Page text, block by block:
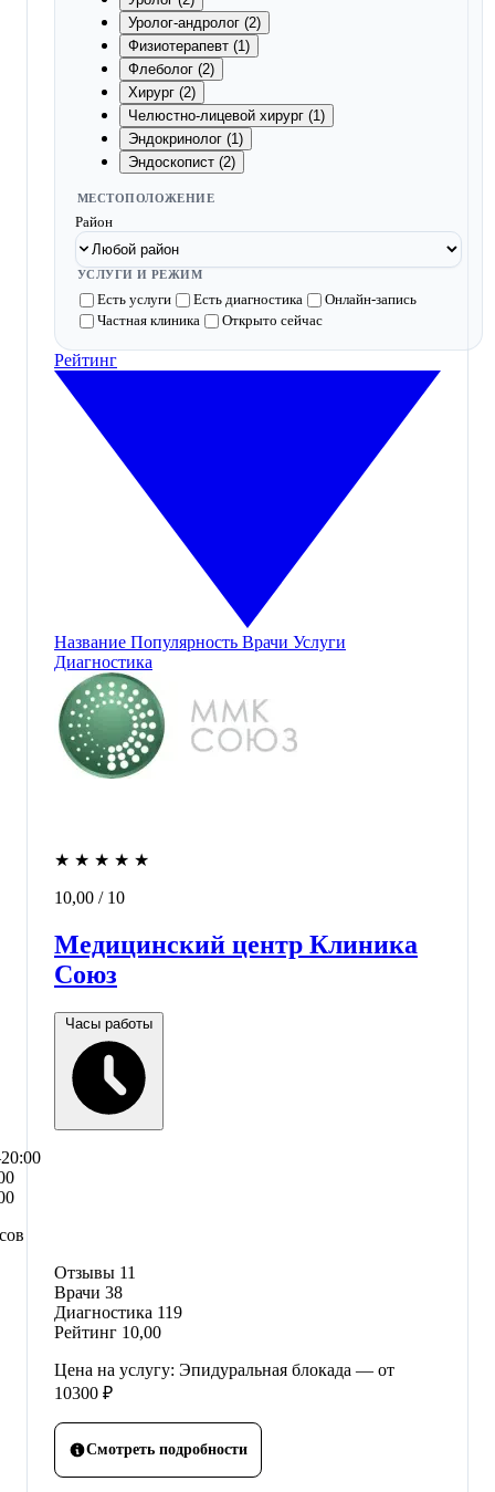
Уролог-андролог (2)
Физиотерапевт (1)
Флеболог (2)
Хирург (2)
Челюстно-лицевой хирург (1)
Эндокринолог (1)
Эндоскопист (2)
МЕСТОПОЛОЖЕНИЕ
Район
УСЛУГИ И РЕЖИМ
Есть услуги Есть диагностика
Онлайн-запись
Частная клиника
Открыто сейчас
Рейтинг
Название Популярность Врачи Услуги
Диагностика
★ ★ ★ ★ ★
10,00 / 10
Медицинский центр Клиника
Союз
Часы работы
Отзывы 11
Врачи 38
Диагностика 119
Рейтинг 10,00
Цена на услугу: Эпидуральная блокада — от
10300 ₽
Смотреть подробности